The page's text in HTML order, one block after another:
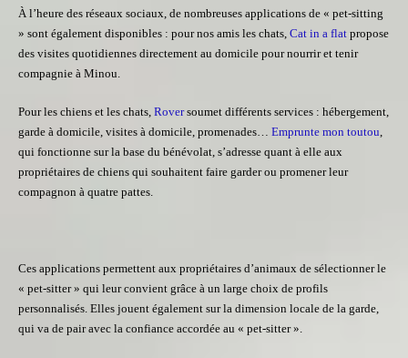
À l’heure des réseaux sociaux, de nombreuses applications de « pet-sitting
» sont également disponibles : pour nos amis les chats, Cat in a flat propose
des visites quotidiennes directement au domicile pour nourrir et tenir
compagnie à Minou.
Pour les chiens et les chats, Roversoumet différents services : hébergement,
garde à domicile, visites à domicile, promenades… Emprunte mon toutou
qui fonctionne sur la base du bénévolat, s’adresse quant à elle aux
propriétaires de chiens qui souhaitent faire garder ou promener leur
compagnon à quatre pattes.
Ces applications permettent aux propriétaires d’animaux de sélectionner le
« pet-sitter » qui leur convient grâce à un large choix de profils
personnalisés. Elles jouent également sur la dimension locale de la garde,
qui va de pair avec la confiance accordée au « pet-sitter ».